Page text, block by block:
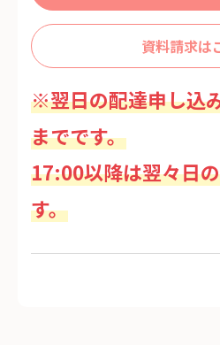
資料請求は
※翌日の配達申し込
までです。
17:00以降は翌々日
す。